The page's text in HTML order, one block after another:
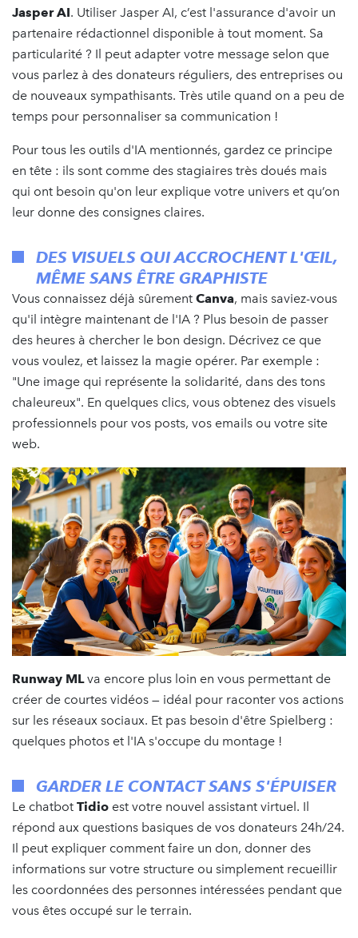
Jasper AI. Utiliser Jasper AI, c’est l'assurance d'avoir un
partenaire rédactionnel disponible à tout moment. Sa
particularité ? Il peut adapter votre message selon que
vous parlez à des donateurs réguliers, des entreprises ou
de nouveaux sympathisants. Très utile quand on a peu de
temps pour personnaliser sa communication !
Pour tous les outils d'IA mentionnés, gardez ce principe
en tête : ils sont comme des stagiaires très doués mais
qui ont besoin qu'on leur explique votre univers et qu’on
leur donne des consignes claires.
DES VISUELS QUI ACCROCHENT L'ŒIL,
MÊME SANS ÊTRE GRAPHISTE
Vous connaissez déjà sûrement Canva, mais saviez-vous
qu'il intègre maintenant de l'IA ? Plus besoin de passer
des heures à chercher le bon design. Décrivez ce que
vous voulez, et laissez la magie opérer. Par exemple :
"Une image qui représente la solidarité, dans des tons
chaleureux". En quelques clics, vous obtenez des visuels
professionnels pour vos posts, vos emails ou votre site
web.
Runway MLva encore plus loin en vous permettant de
créer de courtes vidéos — idéal pour raconter vos actions
sur les réseaux sociaux. Et pas besoin d'être Spielberg :
quelques photos et l'IA s'occupe du montage !
GARDER LE CONTACT SANS S'ÉPUISER
Le chatbot Tidio est votre nouvel assistant virtuel. Il
répond aux questions basiques de vos donateurs 24h/24.
Il peut expliquer comment faire un don, donner des
informations sur votre structure ou simplement recueillir
les coordonnées des personnes intéressées pendant que
vous êtes occupé sur le terrain.